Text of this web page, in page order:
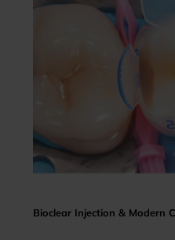
Bioclear Injection & Modern